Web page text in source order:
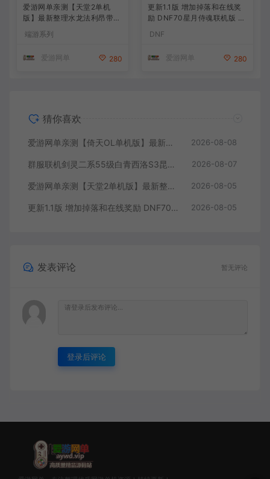
爱游网单亲测【天堂2单机
版】最新整理水龙法利昂带假
人商业端制作单机 内置多功
能GM控制台 可发物品装备
端游系列
爱游网单 280
更新1.1版 增加掉落和在线奖
励 DNF70星月侍魂联机版 丰
辟邪玉 皮肤外观 BUFF技能徽
珠等 在线点 装备靠爆
DNF
爱游网单 280
猜你喜欢
爱游网单亲测【倚天OL单机版】最新整理龙驹完善版 怀旧武侠网游单机 带GM工具可发物品装备 虚拟机一键端 视频安装教学 2026-08-08
群服联机剑灵二系55级白青西洛S3昆仑版 在线点券 每日礼包 复古玩法 2026-08-07
爱游网单亲测【天堂2单机版】最新整理水龙法利昂带假人商业端制作单机 内置多功能GM控制台 可发物品装备 虚拟机一键端 视频安装教学 2026-08-05
更新1.1版 增加掉落和在线奖励 DNF70星月侍魂联机版 丰富异次元技能装备词条 护石 辟邪玉 皮肤外观 BUFF技能徽章 史诗装备特效徽章 技能宝珠等 在线点 装备靠爆 2026-08-05
发表评论 暂无评论
登录后评论